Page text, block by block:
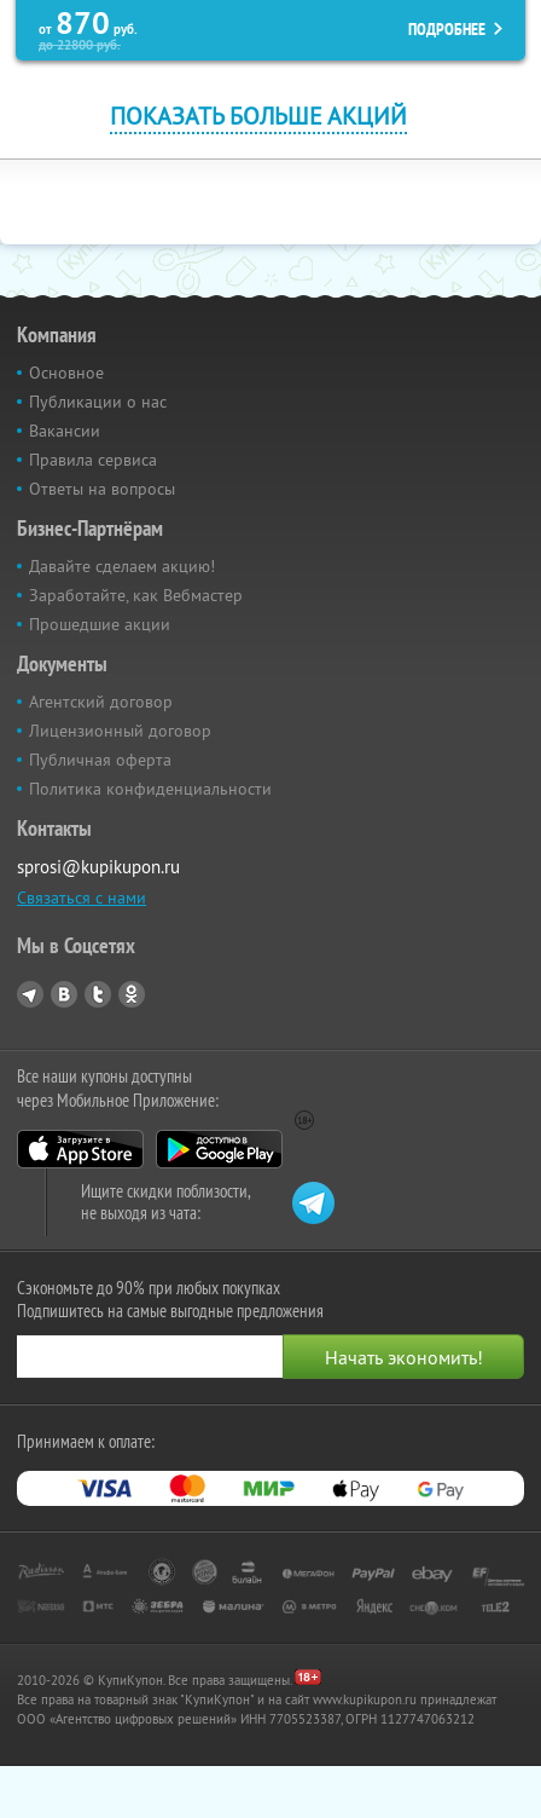
от 870 руб.
до22800руб.
ПОДРОБНЕЕ
ПОКАЗАТЬ БОЛЬШЕ АКЦИЙ
Компания
Основное
Публикации о нас
Вакансии
Правила сервиса
Ответы на вопросы
Бизнес-Партнёрам
Давайте сделаем акцию!
Заработайте, как Вебмастер
Прошедшие акции
Документы
Агентский договор
Лицензионный договор
Публичная оферта
Политика конфиденциальности
Контакты
sprosi@kupikupon.ru
Связаться с нами
Мы в Соцсетях
Все наши купоны доступны
через Мобильное Приложение:
Ищите скидки поблизости,
не выходя из чата:
Сэкономьте до 90% при любых покупках
Подпишитесь на самые выгодные предложения
Принимаем к оплате:
2010-2026 © КупиКупон. Все права защищены.
Все права на товарный знак "КупиКупон" и на сайт www.kupikupon.ru принадлежат
OOO «Агентство цифровых решений» ИНН 7705523387, ОГРН 1127747063212